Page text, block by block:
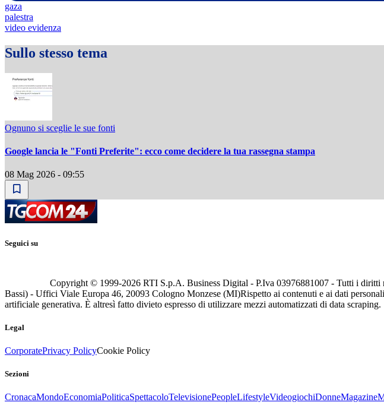
gaza
palestra
video evidenza
Sullo stesso tema
Ognuno si sceglie le sue fonti
Google lancia le "Fonti Preferite": ecco come decidere la tua rassegna stampa
08 Mag 2026 - 09:55
Seguici su
Copyright © 1999-2026 RTI S.p.A. Business Digital - P.Iva 03976881007 - Tutti i
Bassi) - Uffici Viale Europa 46, 20093 Cologno Monzese (MI)Rispetto ai contenuti e ai dati
artificiale generativa. È altresì fatto divieto espresso di utilizzare mezzi automatizzati di data scraping.
Legal
CorporatePrivacy PolicyCookie Policy
Sezioni
CronacaMondoEconomiaPoliticaSpettacoloTelevisionePeopleLifestyleVideogiochiDonneMagazine